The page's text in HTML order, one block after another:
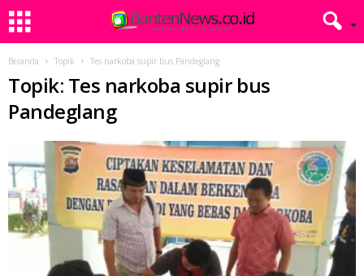
Beranda Topik Tes narkoba supir bus Pandeglang
Topik: Tes narkoba supir bus
Pandeglang